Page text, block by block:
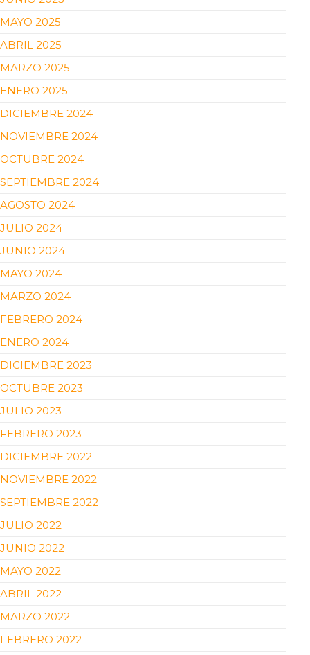
MAYO 2025
ABRIL 2025
MARZO 2025
ENERO 2025
DICIEMBRE 2024
NOVIEMBRE 2024
OCTUBRE 2024
SEPTIEMBRE 2024
AGOSTO 2024
JULIO 2024
JUNIO 2024
MAYO 2024
MARZO 2024
FEBRERO 2024
ENERO 2024
DICIEMBRE 2023
OCTUBRE 2023
JULIO 2023
FEBRERO 2023
DICIEMBRE 2022
NOVIEMBRE 2022
SEPTIEMBRE 2022
JULIO 2022
JUNIO 2022
MAYO 2022
ABRIL 2022
MARZO 2022
FEBRERO 2022